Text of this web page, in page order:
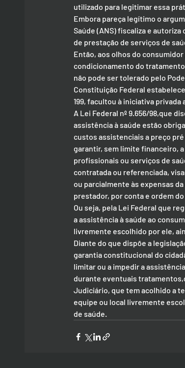
utilizado para legitimar essa
Embora pareça legítimo o
Saúde (ANS) fiscaliza e
de prestação de serviços de
Então, aos olhos do
condicionamento do
não pode ser tolerado pelo
Constituição Federal
199, facultou à iniciativa privada
A Lei Federal nº 9.656/98,que
assistência à saúde estão
custos assistenciais a preço
garantir, sem limite financeiro,
profissionais ou serviços de
contratada ou referenciada,
ou parcialmente às expensas
prestador, por conta e ordem
Ou seja, pela Lei Federal que
a assistência à saúde ao
livremente escolhido por ele,
Diante do que dispõe a
garantia constitucional do
limitar ou a impedir a
durante eventuais
Judiciário, que tem acolhido a
equipe ou local livremente
de saúde.